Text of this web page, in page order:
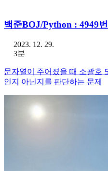
백준BOJ/Python : 4949
2023. 12. 29.
3분
문자열이 주어졌을 때 소괄호
인지 아닌지를 판단하는 문제